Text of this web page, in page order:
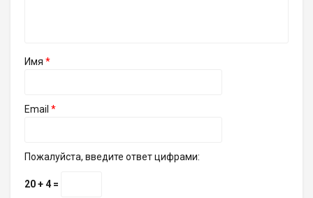
Имя *
Email *
Пожалуйста, введите ответ цифрами:
20 + 4 =